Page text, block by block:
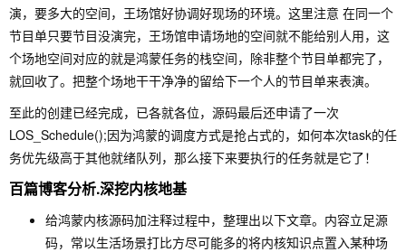
演，要多大的空间，王场馆好协调好现场的环境。这里注意 在同一个
节目单只要节目没演完，王场馆申请场地的空间就不能给别人用，这
个场地空间对应的就是鸿蒙任务的栈空间，除非整个节目单都完了，
就回收了。把整个场地干干净净的留给下一个人的节目单来表演。
至此的创建已经完成，已各就各位，源码最后还申请了一次
LOS_Schedule();因为鸿蒙的调度方式是抢占式的，如何本次task的任
务优先级高于其他就绪队列，那么接下来要执行的任务就是它了！
百篇博客分析.深挖内核地基
给鸿蒙内核源码加注释过程中，整理出以下文章。内容立足源
码，常以生活场景打比方尽可能多的将内核知识点置入某种场